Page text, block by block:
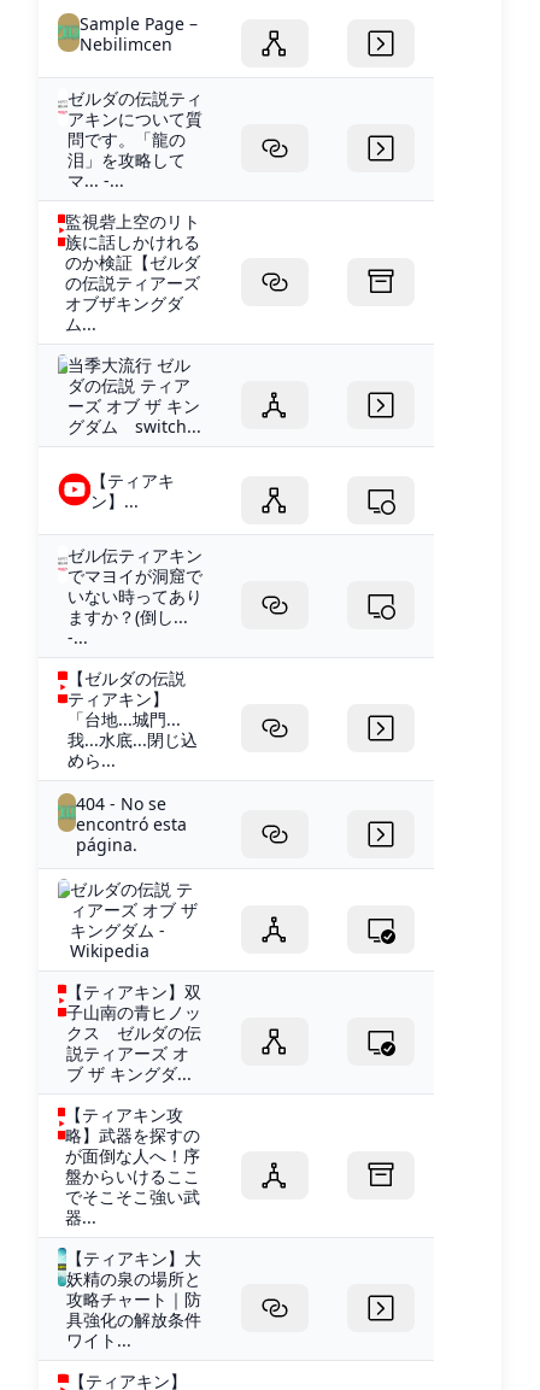
Sample Page –
Nebilimcen
ゼルダの伝説ティ
アキンについて質
問です。「龍の
泪」を攻略して
マ... -...
監視砦上空のリト
族に話しかけれる
のか検証【ゼルダ
の伝説ティアーズ
オブザキングダ
ム...
当季大流行 ゼル
ダの伝説 ティア
ーズ オブ ザ キン
グダム switch...
【ティアキ
ン】...
ゼル伝ティアキン
でマヨイが洞窟で
いない時ってあり
ますか？(倒し...
-...
【ゼルダの伝説
ティアキン】
「台地...城門...
我...水底...閉じ込
めら...
404 - No se
encontró esta
página.
ゼルダの伝説 テ
ィアーズ オブ ザ
キングダム -
Wikipedia
【ティアキン】双
子山南の青ヒノッ
クス ゼルダの伝
説ティアーズ オ
ブ ザ キングダ...
【ティアキン攻
略】武器を探すの
が面倒な人へ！序
盤からいけるここ
でそこそこ強い武
器...
【ティアキン】大
妖精の泉の場所と
攻略チャート｜防
具強化の解放条件
ワイト...
【ティアキン】